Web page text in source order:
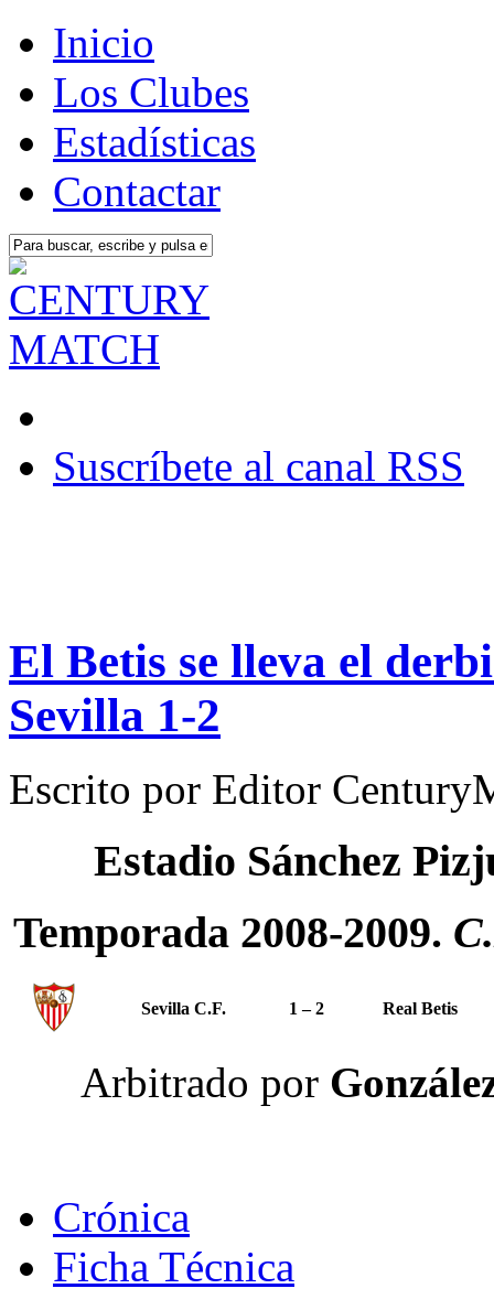
Inicio
Los Clubes
Estadísticas
Contactar
Suscríbete al canal RSS
El Betis se lleva el
Sevilla 1-2
Escrito por Editor
Estadio Sánchez
Temporada 2008-2009.
Sevilla C.F. 1 – 2 Real Betis
Arbitrado por
Crónica
Ficha Técnica